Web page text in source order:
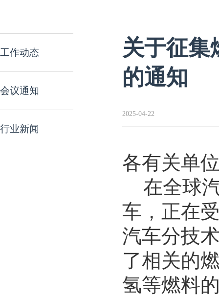
工作动态
会议通知
行业新闻
关于征集
的通知
2025-04-22
各有关单
在全球
车，正在
汽车分技
了相关的
氢等燃料